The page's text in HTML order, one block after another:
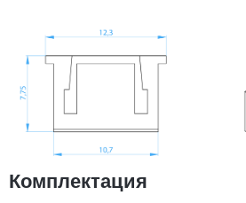
Комплектация